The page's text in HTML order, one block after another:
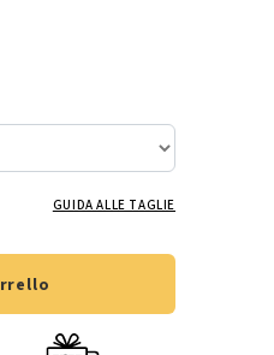
GUIDA ALLE TAGLIE